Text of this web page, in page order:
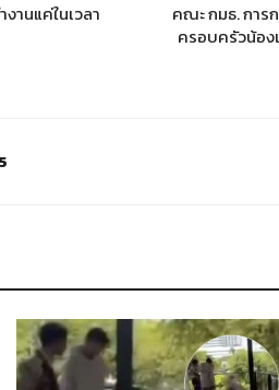
านแค่ในเวลา
คณะ กมธ. การ
ครอบครัวน้อง